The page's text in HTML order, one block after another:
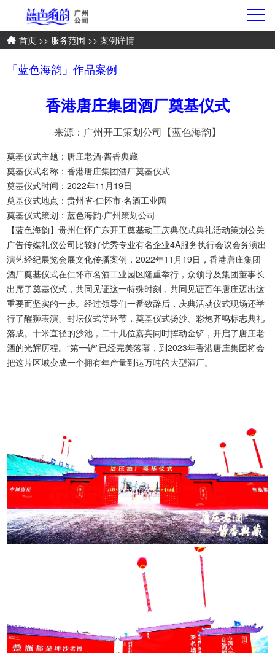
首页 >> 服务范围 >> 案例详情
「蓝色海韵」作品案例
香港唐庄集团酒厂奠基仪式
来源：广州开工策划公司【蓝色海韵】
奠基仪式主题：唐庄老酒·酱香典藏
奠基仪式名称：香港唐庄集团酒厂奠基仪式
奠基仪式时间：2022年11月19日
奠基仪式地点：贵州省·仁怀市·名酒工业园
奠基仪式策划：蓝色海韵·广州策划公司
【蓝色海韵】贵州仁怀广东开工奠基动工庆典仪式典礼活动策划公关
广告传媒礼仪公司比较好优秀专业有名企业4A服务执行会议会务演出
演艺经纪展览会展文化传播案例，2022年11月19日，香港唐庄集团
酒厂奠基仪式在仁怀市名酒工业园区隆重举行，众领导及集团董事长
出席了奠基仪式，共同见证这一特殊时刻，共同见证百年唐庄迈出这
重要而坚实的一步。经过领导们一番致辞后，庆典活动仪式现场还举
行了醒狮表演、封坛仪式等环节，奠基仪式扬沙、彩炮齐鸣标志典礼
落成。十米直径的沙池，二十几位嘉宾同时挥动金铲，开启了唐庄老
酒的光辉历程。“第一铲”已经完美落幕，到2023年香港唐庄集团将会
把这片区域变成一个拥有年产量到达万吨的大型酒厂。